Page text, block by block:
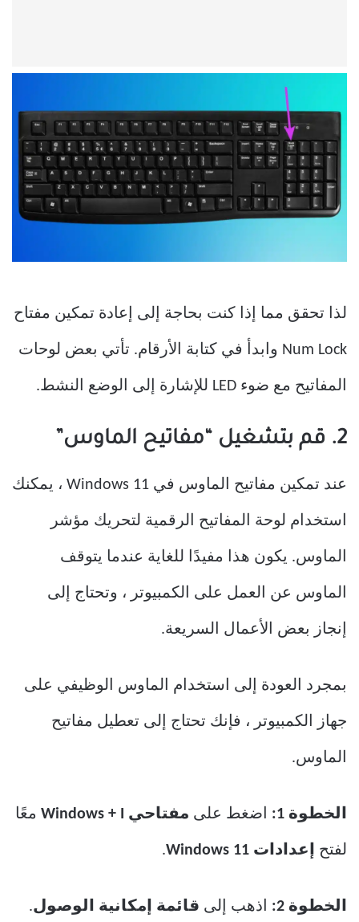
لذا تحقق مما إذا كنت بحاجة إلى إعادة تمكين مفتاح
Num Lock وابدأ في كتابة الأرقام. تأتي بعض لوحات
المفاتيح مع ضوء LED للإشارة إلى الوضع النشط.
2. قم بتشغيل “مفاتيح الماوس”
عند تمكين مفاتيح الماوس في Windows 11 ، يمكنك
استخدام لوحة المفاتيح الرقمية لتحريك مؤشر
الماوس. يكون هذا مفيدًا للغاية عندما يتوقف
الماوس عن العمل على الكمبيوتر ، وتحتاج إلى
إنجاز بعض الأعمال السريعة.
بمجرد العودة إلى استخدام الماوس الوظيفي على
جهاز الكمبيوتر ، فإنك تحتاج إلى تعطيل مفاتيح
الماوس.
الخطوة 1: اضغط على مفتاحي Windows + I معًا
لفتح إعدادات Windows 11 .
الخطوة 2: اذهب إلى قائمة إمكانية الوصول.